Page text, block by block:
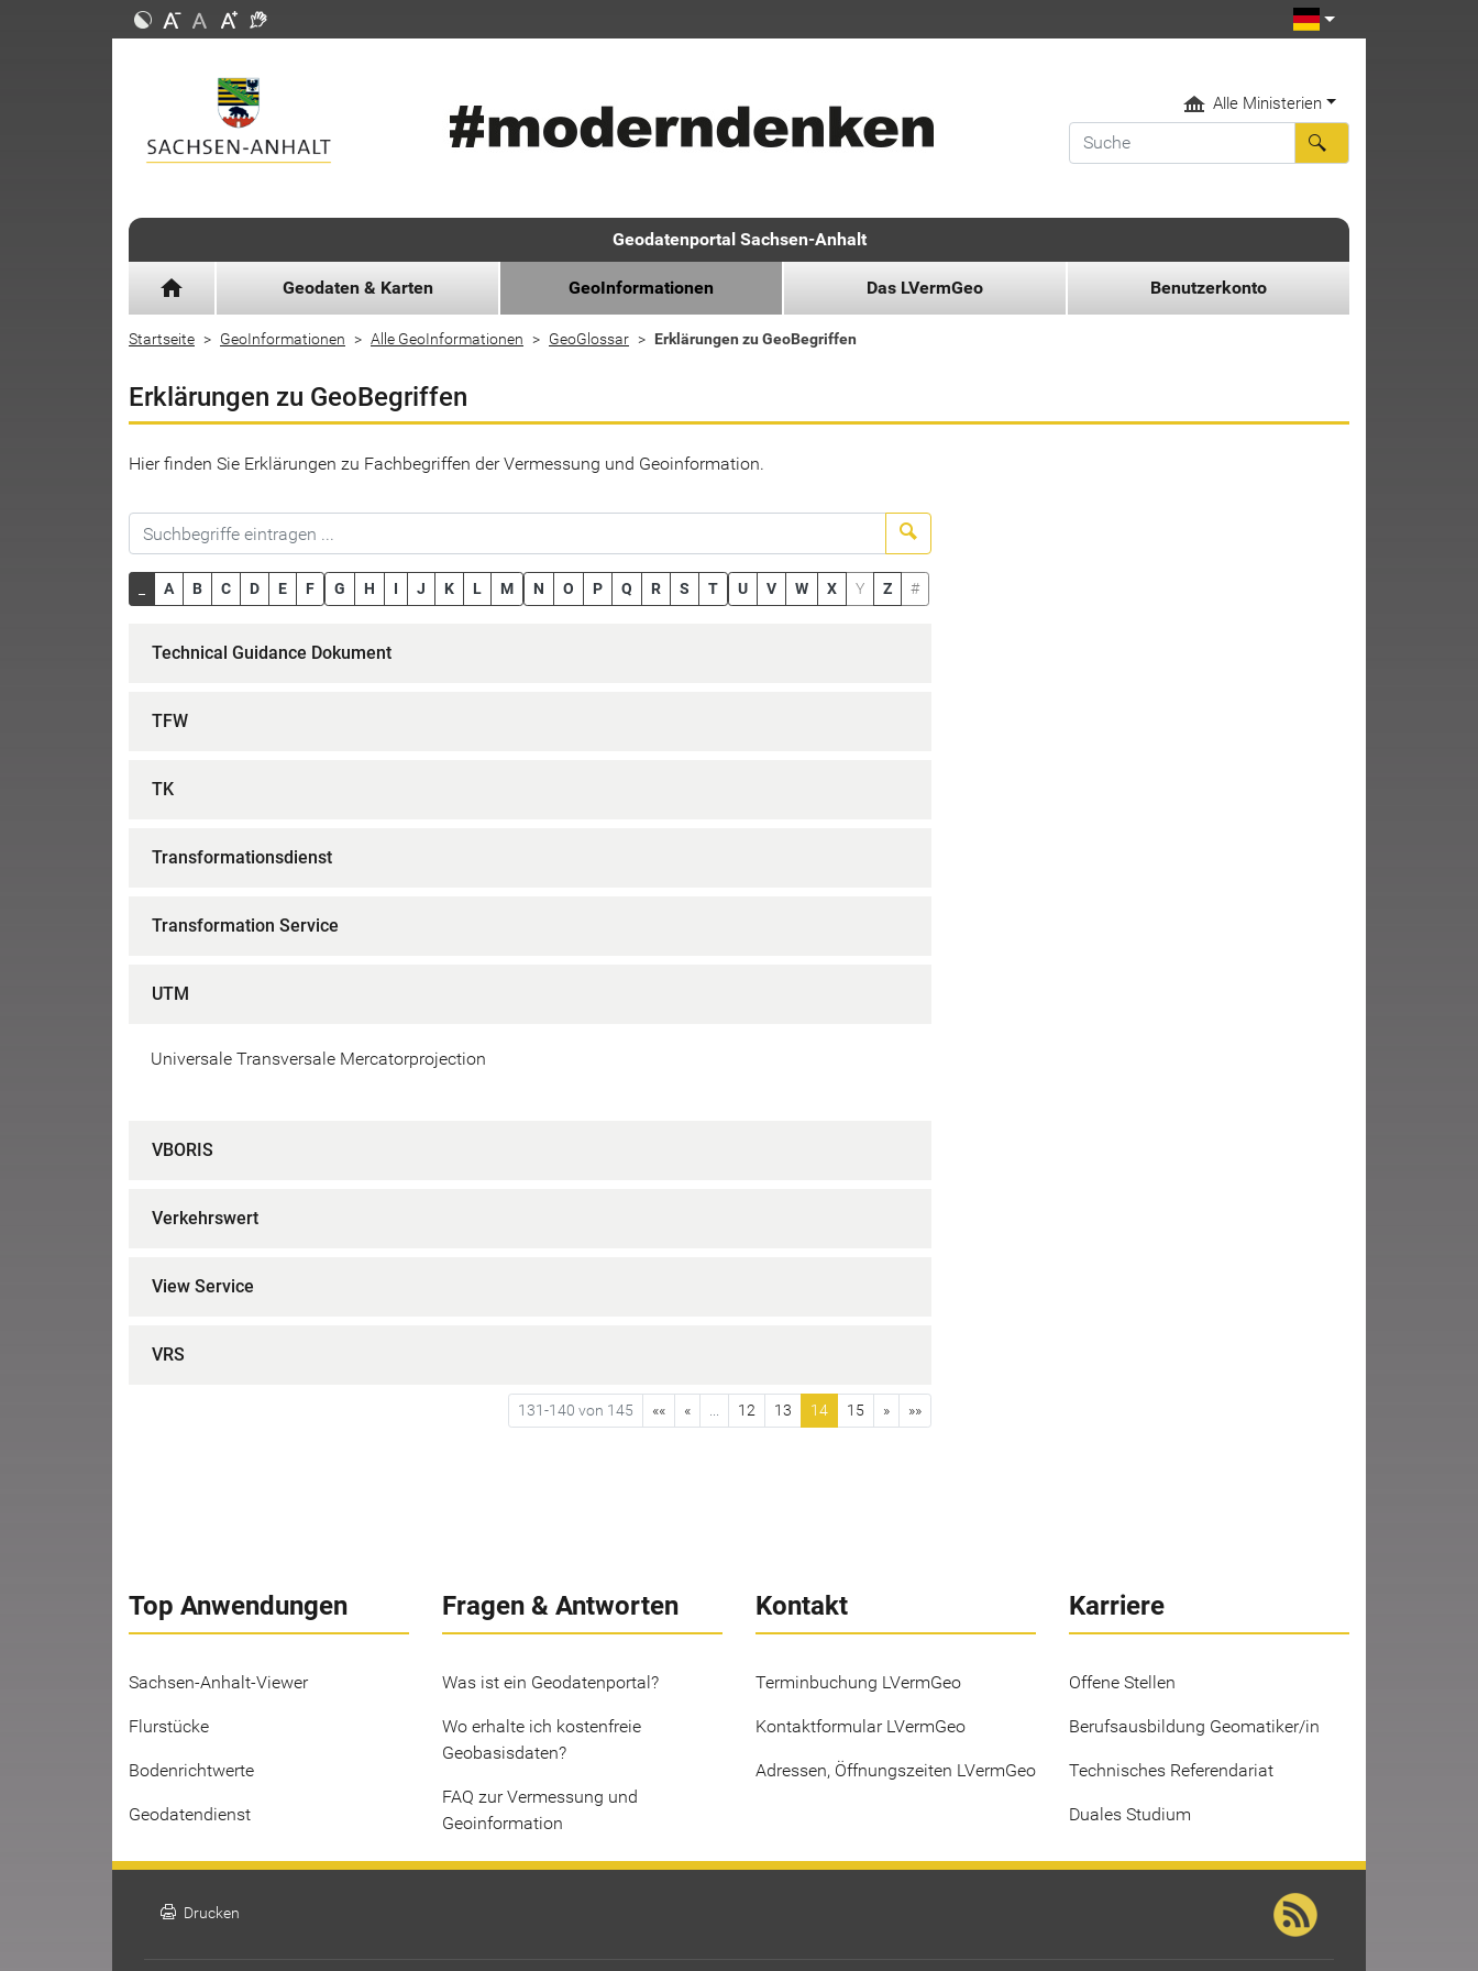
Alle Ministerien
Geodatenportal Sachsen-Anhalt
home Geodaten & Karten GeoInformationen Das LVermGeo Benutzerkonto
Startseite GeoInformationen Alle GeoInformationen GeoGlossar Erklärungen zu GeoBegriffen
Erklärungen zu GeoBegriffen
Hier finden Sie Erklärungen zu Fachbegriffen der Vermessung und Geoinformation.
A B C D E F G H I J K L M N O P Q R S T U V W X Y Z #
Technical Guidance Dokument
TFW
TK
Transformationsdienst
Transformation Service
UTM
Universale Transversale Mercatorprojection
VBORIS
Verkehrswert
View Service
VRS
131-140 von 145 «« « 12 13 14 15 » »»
Top Anwendungen
Sachsen-Anhalt-Viewer
Flurstücke
Bodenrichtwerte
Geodatendienst
Fragen & Antworten
Was ist ein Geodatenportal?
Wo erhalte ich kostenfreie
Geobasisdaten?
FAQ zur Vermessung und
Geoinformation
Kontakt
Terminbuchung LVermGeo
Kontaktformular LVermGeo
Adressen, Öffnungszeiten LVermGeo
Karriere
Offene Stellen
Berufsausbildung Geomatiker/in
Technisches Referendariat
Duales Studium
print Drucken